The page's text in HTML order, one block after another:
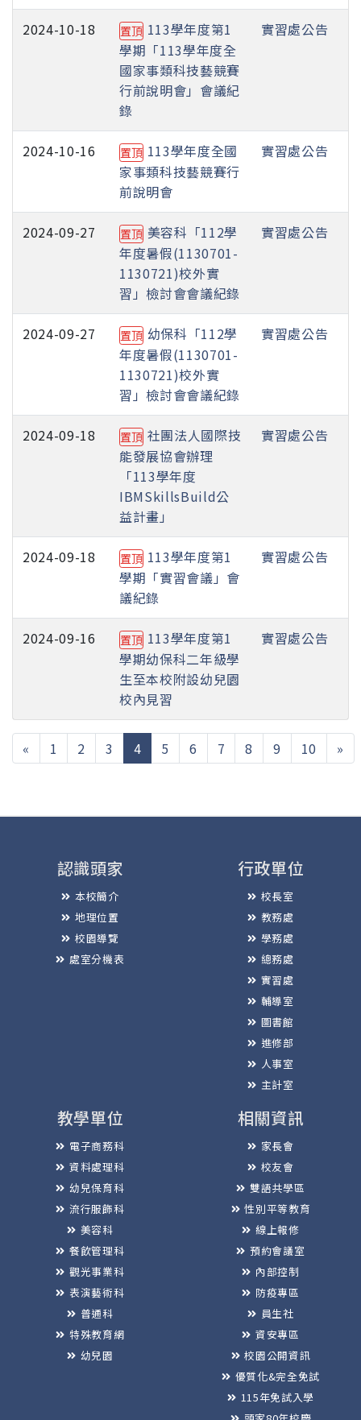
2024-10-18 置頂 113學年度第1
學期「113學年度全
國家事類科技藝競賽
行前說明會」會議紀
錄
實習處公告
2024-10-16 置頂 113學年度全國
家事類科技藝競賽行
前說明會
實習處公告
2024-09-27 置頂 美容科「112學
年度暑假(1130701-
1130721)校外實
習」檢討會會議紀錄
實習處公告
2024-09-27 置頂 幼保科「112學
年度暑假(1130701-
1130721)校外實
習」檢討會會議紀錄
實習處公告
2024-09-18 置頂 社團法人國際技
能發展協會辦理
「113學年度
IBMSkillsBuild公
益計畫」
實習處公告
2024-09-18 置頂 113學年度第1
學期「實習會議」會
議紀錄
實習處公告
2024-09-16 置頂 113學年度第1
學期幼保科二年級學
生至本校附設幼兒園
校內見習
實習處公告
« 1 2 3 4(current)
5 6 7 8 9 10 »
認識頭家
本校簡介
地理位置
校園導覽
處室分機表
行政單位
校長室
教務處
學務處
總務處
實習處
輔導室
圖書館
進修部
人事室
主計室
教學單位
電子商務科
資料處理科
幼兒保育科
流行服飾科
美容科
餐飲管理科
觀光事業科
表演藝術科
普通科
特殊教育網
幼兒園
相關資訊
家長會
校友會
雙語共學區
性別平等教育
線上報修
預約會議室
內部控制
防疫專區
員生社
資安專區
校園公開資訊
優質化&完全免試
115年免試入學